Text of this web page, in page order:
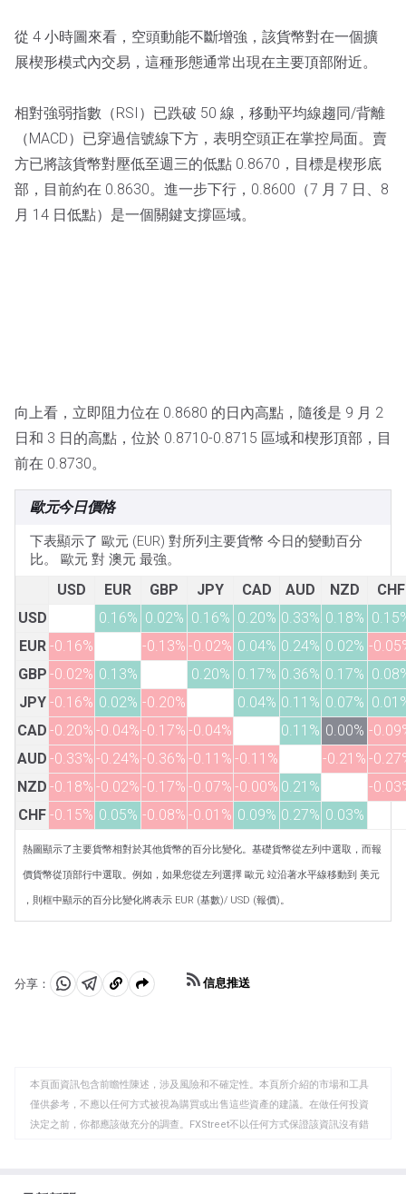
從 4 小時圖來看，空頭動能不斷增強，該貨幣對在一個擴
展楔形模式內交易，這種形態通常出現在主要頂部附近。
相對強弱指數（RSI）已跌破 50 線，移動平均線趨同/背離
（MACD）已穿過信號線下方，表明空頭正在掌控局面。賣
方已將該貨幣對壓低至週三的低點 0.8670，目標是楔形底
部，目前約在 0.8630。進一步下行，0.8600（7 月 7 日、8
月 14 日低點）是一個關鍵支撐區域。
向上看，立即阻力位在 0.8680 的日內高點，隨後是 9 月 2
日和 3 日的高點，位於 0.8710-0.8715 區域和楔形頂部，目
前在 0.8730。
歐元今日價格
下表顯示了 歐元 (EUR) 對所列主要貨幣 今日的變動百分
比。 歐元 對 澳元 最強。
USD EUR GBP JPY CAD AUD NZD
CHF
USD
0.16% 0.02% 0.16% 0.20% 0.33% 0.18%
EUR -0.16% -0.13% -0.02% 0.04% 0.24% 0.02% -
GBP -0.02% 0.13% 0.20% 0.17% 0.36% 0.17%
JPY -0.16% 0.02% -0.20% 0.04% 0.11% 0.07%
CAD -0.20% -0.04% -0.17% -0.04% 0.11% 0.00% -
AUD -0.33% -0.24% -0.36% -0.11% -0.11% -0.21% -
NZD -0.18% -0.02% -0.17% -0.07% -0.00% 0.21%
-
CHF -0.15% 0.05% -0.08% -0.01% 0.09% 0.27% 0.03%
熱圖顯示了主要貨幣相對於其他貨幣的百分比變化。基礎貨幣從左列中選取，而報
價貨幣從頂部行中選取。例如，如果您從左列選擇 歐元 竝沿著水平線移動到 美元
，則框中顯示的百分比變化將表示 EUR (基數)/ USD (報價)。
分享：
分 分 複
板
信息推送
本頁面資訊包含前瞻性陳述，涉及風險和不確定性。本頁所介紹的市場和工具
僅供參考，不應以任何方式被視為購買或出售這些資產的建議。在做任何投資
決定之前，你都應該做充分的調查。FXStreet不以任何方式保證該資訊沒有錯